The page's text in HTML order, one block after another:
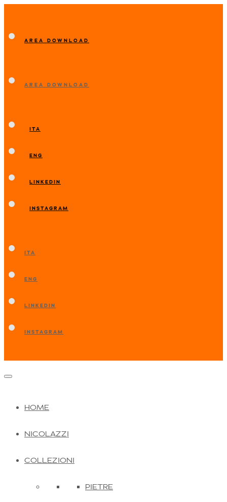
AREA DOWNLOAD
AREA DOWNLOAD
ITA
ENG
LINKEDIN
INSTAGRAM
ITA
ENG
LINKEDIN
INSTAGRAM
HOME
NICOLAZZI
COLLEZIONI
PIETRE